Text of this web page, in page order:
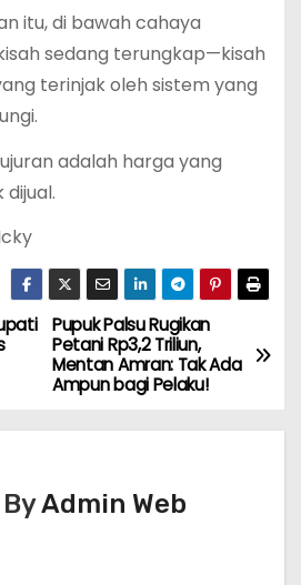
itu, di bawah cahaya
sedang terungkap—kisah
terinjak oleh sistem yang
adalah harga yang
Pupuk Palsu Rugikan
Petani Rp3,2 Triliun,
Mentan Amran: Tak Ada
Ampun bagi Pelaku!
ByAdmin Web